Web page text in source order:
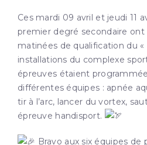
Ces mardi 09 avril et jeudi 11
premier degré secondaire ont
matinées de qualification du
installations du complexe
épreuves étaient
différentes équipes : apnée
tir à l’arc, lancer du vortex,
épreuve handisport.
Bravo aux six équipes de